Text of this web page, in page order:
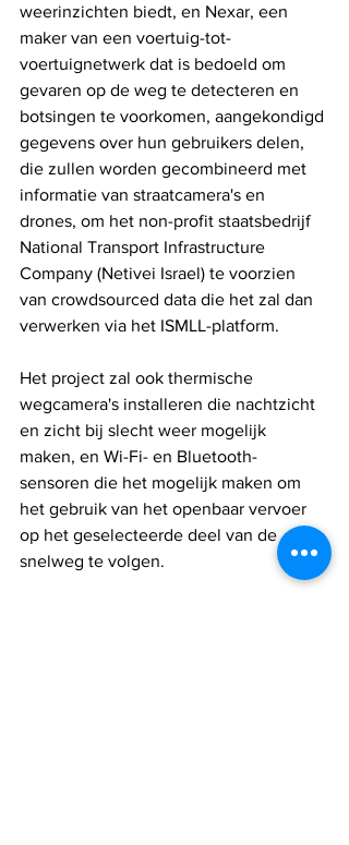
weerinzichten biedt, en Nexar, een
maker van een voertuig-tot-
voertuignetwerk dat is bedoeld om
gevaren op de weg te detecteren en
botsingen te voorkomen, aangekondigd
gegevens over hun gebruikers delen,
die zullen worden gecombineerd met
informatie van straatcamera's en
drones, om het non-profit staatsbedrijf
National Transport Infrastructure
Company (Netivei Israel) te voorzien
van crowdsourced data die het zal dan
verwerken via het ISMLL-platform.
Het project zal ook thermische
wegcamera's installeren die nachtzicht
en zicht bij slecht weer mogelijk
maken, en Wi-Fi- en Bluetooth-
sensoren die het mogelijk maken om
het gebruik van het openbaar vervoer
op het geselecteerde deel van de
snelweg te volgen.